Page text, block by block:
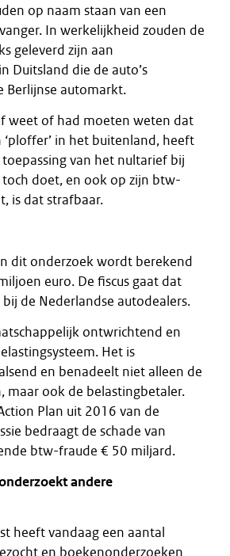
op naam staan van een
In werkelijkheid zouden de
geleverd zijn aan
Duitsland die de auto’s
Berlijnse automarkt.
weet of had moeten weten dat
‘ploffer’ in het buitenland, heeft
van het nultarief bij
doet, en ook op zijn btw-
is dat strafbaar.
dit onderzoek wordt berekend
euro. De fiscus gaat dat
de Nederlandse autodealers.
ontwrichtend en
Het is
en benadeelt niet alleen de
maar ook de belastingbetaler.
Plan uit 2016 van de
bedraagt de schade van
btw-fraude € 50 miljard.
andere
heeft vandaag een aantal
en boekenonderzoeken